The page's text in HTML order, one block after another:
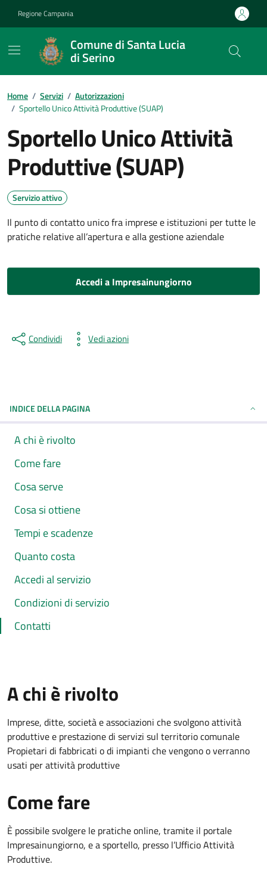
Regione Campania
Comune di Santa Lucia
di Serino
Home / Servizi / Autorizzazioni
/ Sportello Unico Attività Produttive (SUAP)
Sportello Unico Attività
Produttive (SUAP)
Servizio attivo
Il punto di contatto unico fra imprese e istituzioni per tutte le
pratiche relative all’apertura e alla gestione aziendale
Accedi a Impresainungiorno
Condividi Vedi azioni
INDICE DELLA PAGINA
A chi è rivolto
Come fare
Cosa serve
Cosa si ottiene
Tempi e scadenze
Quanto costa
Accedi al servizio
Condizioni di servizio
Contatti
A chi è rivolto
Imprese, ditte, società e associazioni che svolgono attività
produttive e prestazione di servizi sul territorio comunale
Propietari di fabbricati o di impianti che vengono o verranno
usati per attività produttive
Come fare
È possibile svolgere le pratiche online, tramite il portale
Impresainungiorno, e a sportello, presso l’Ufficio Attività
Produttive.